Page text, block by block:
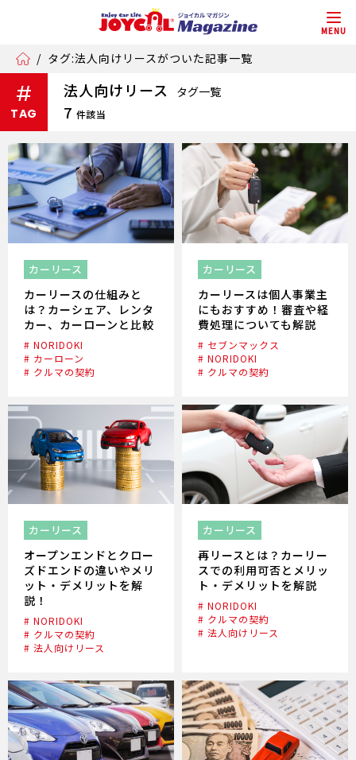
MENU
/ タグ:法人向けリースがついた記事一覧
#
TAG
法人向けリース タグ一覧
7 件該当
カーリース
カーリースの仕組みと
は？カーシェア、レンタ
カー、カーローンと比較
# NORIDOKI
# カーローン
# クルマの契約
カーリース
カーリースは個人事業主
にもおすすめ！審査や経
費処理についても解説
# セブンマックス
# NORIDOKI
# クルマの契約
カーリース
オープンエンドとクロー
ズドエンドの違いやメリ
ット・デメリットを解
説！
# NORIDOKI
# クルマの契約
# 法人向けリース
カーリース
再リースとは？カーリー
スでの利用可否とメリッ
ト・デメリットを解説
# NORIDOKI
# クルマの契約
# 法人向けリース